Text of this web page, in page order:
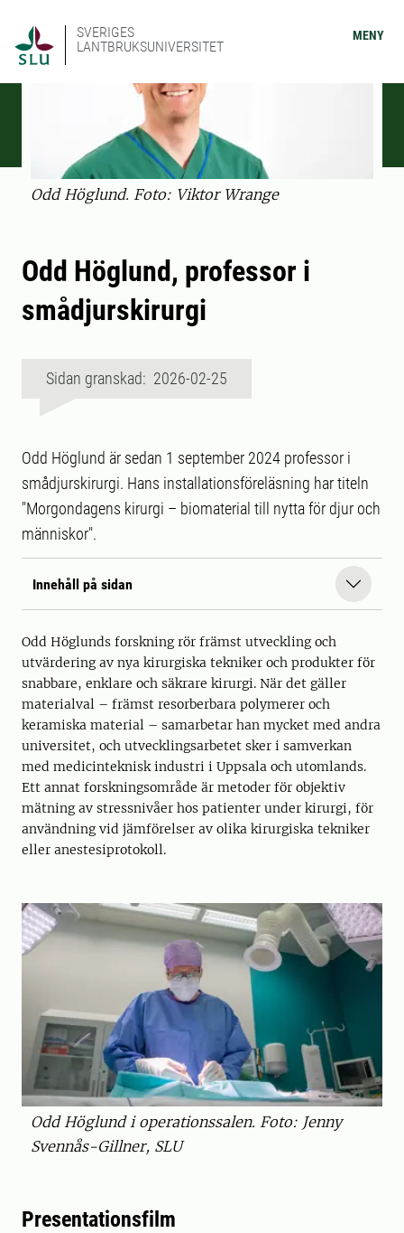
SVERIGES
LANTBRUKSUNIVERSITET
MENY
Odd Höglund. Foto: Viktor Wrange
Odd Höglund, professor i
smådjurskirurgi
Sidan granskad: 2026-02-25
Odd Höglund är sedan 1 september 2024 professor i
smådjurskirurgi. Hans installationsföreläsning har titeln
"Morgondagens kirurgi – biomaterial till nytta för djur och
människor".
Innehåll på sidan
Odd Höglunds forskning rör främst utveckling och
utvärdering av nya kirurgiska tekniker och produkter för
snabbare, enklare och säkrare kirurgi. När det gäller
materialval – främst resorberbara polymerer och
keramiska material – samarbetar han mycket med andra
universitet, och utvecklingsarbetet sker i samverkan
med medicinteknisk industri i Uppsala och utomlands.
Ett annat forskningsområde är metoder för objektiv
mätning av stressnivåer hos patienter under kirurgi, för
användning vid jämförelser av olika kirurgiska tekniker
eller anestesiprotokoll.
Odd Höglund i operationssalen. Foto: Jenny
Svennås-Gillner, SLU
Presentationsfilm